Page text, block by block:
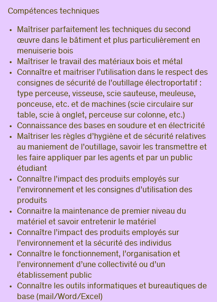
Compétences techniques
Maîtriser parfaitement les techniques du second
œuvre dans le bâtiment et plus particulièrement en
menuiserie bois
Maîtriser le travail des matériaux bois et métal
Connaître et maitriser l’utilisation dans le respect des
consignes de sécurité de l’outillage électroportatif :
type perceuse, visseuse, scie sauteuse, meuleuse,
ponceuse, etc. et de machines (scie circulaire sur
table, scie à onglet, perceuse sur colonne, etc.)
Connaissance des bases en soudure et en électricité
Maîtriser les règles d’hygiène et de sécurité relatives
au maniement de l’outillage, savoir les transmettre et
les faire appliquer par les agents et par un public
étudiant
Connaître l’impact des produits employés sur
l’environnement et les consignes d’utilisation des
produits
Connaitre la maintenance de premier niveau du
matériel et savoir entretenir le matériel
Connaître l’impact des produits employés sur
l’environnement et la sécurité des individus
Connaître le fonctionnement, l’organisation et
l’environnement d’une collectivité ou d’un
établissement public
Connaître les outils informatiques et bureautiques de
base (mail/Word/Excel)